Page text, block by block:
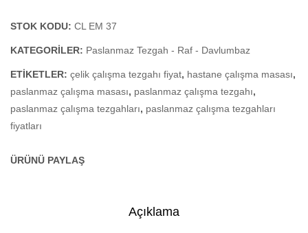
Raflı)
STOK KODU: CL EM 37
KATEGORILER: Paslanmaz Tezgah - Raf - Davlumbaz
ETIKETLER: çelik çalışma tezgahı fiyat, hastane çalışma masası,
paslanmaz çalışma masası, paslanmaz çalışma tezgahı,
paslanmaz çalışma tezgahları, paslanmaz çalışma tezgahları
fiyatları
ÜRÜNÜ PAYLAŞ
Açıklama